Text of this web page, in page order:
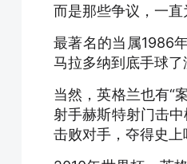
而是那些争议，一直
最著名的当属1986
马拉多纳到底手球
当然，英格兰也有“
射手赫斯特射门击
击败对手，夺得史上